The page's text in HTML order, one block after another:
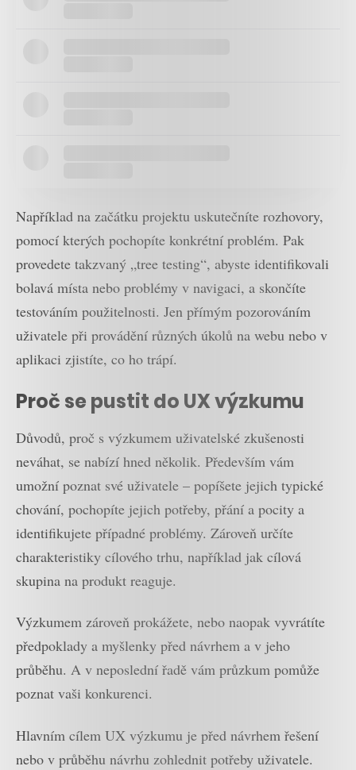
Například na začátku projektu uskutečníte rozhovory,
pomocí kterých pochopíte konkrétní problém. Pak
provedete takzvaný „tree testing“, abyste identifikovali
bolavá místa nebo problémy v navigaci, a skončíte
testováním použitelnosti. Jen přímým pozorováním
uživatele při provádění různých úkolů na webu nebo v
aplikaci zjistíte, co ho trápí.
Proč se pustit do UX výzkumu
Důvodů, proč s výzkumem uživatelské zkušenosti
neváhat, se nabízí hned několik. Především vám
umožní poznat své uživatele – popíšete jejich typické
chování, pochopíte jejich potřeby, přání a pocity a
identifikujete případné problémy. Zároveň určíte
charakteristiky cílového trhu, například jak cílová
skupina na produkt reaguje.
Výzkumem zároveň prokážete, nebo naopak vyvrátíte
předpoklady a myšlenky před návrhem a v jeho
průběhu. A v neposlední řadě vám průzkum pomůže
poznat vaši konkurenci.
Hlavním cílem UX výzkumu je před návrhem řešení
nebo v průběhu návrhu zohlednit potřeby uživatele.